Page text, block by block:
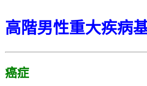
高階男性重大疾病
癌症